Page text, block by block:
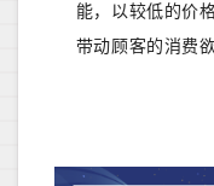
能，以较低的价
带动顾客的消费